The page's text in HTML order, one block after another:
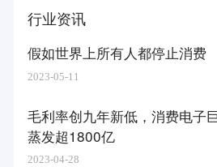
行业资讯
假如世界上所有人都停止消费
2023-05-11
毛利率创九年新低，消费电子
蒸发超1800亿
2023-04-28